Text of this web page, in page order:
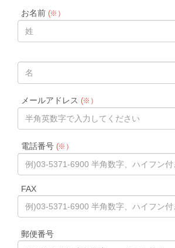
お名前(※）
メールアドレス (※）
電話番号(※）
FAX
郵便番号